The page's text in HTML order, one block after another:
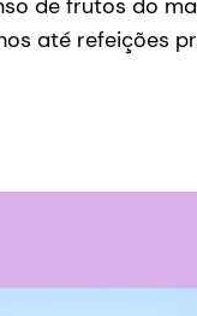
de frutos do
até refeições